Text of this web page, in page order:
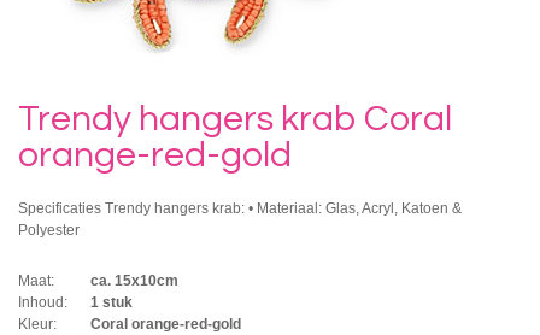
Trendy hangers krab Coral
orange-red-gold
Specificaties Trendy hangers krab: • Materiaal: Glas, Acryl, Katoen &
Polyester
Maat:
ca. 15x10cm
Inhoud:
1 stuk
Kleur:
Coral orange-red-gold